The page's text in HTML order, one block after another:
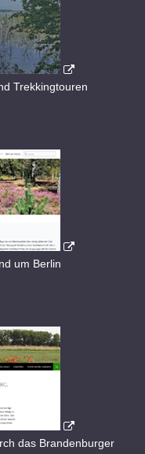
Trekkingtouren
um Berlin
das Brandenburger